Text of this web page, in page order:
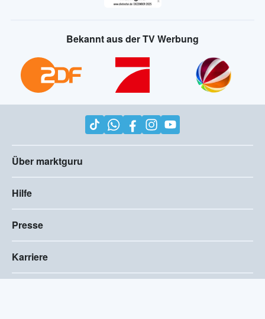
Bekannt aus der TV Werbung
Über marktguru
Hilfe
Presse
Karriere